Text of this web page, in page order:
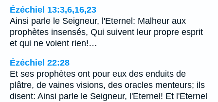
Ézéchiel 13:3,6,16,23
Ainsi parle le Seigneur, l'Eternel: Malheur aux
prophètes insensés, Qui suivent leur propre esprit
et qui ne voient rien!…
Ézéchiel 22:28
Et ses prophètes ont pour eux des enduits de
plâtre, de vaines visions, des oracles menteurs; ils
disent: Ainsi parle le Seigneur, l'Eternel! Et l'Eternel